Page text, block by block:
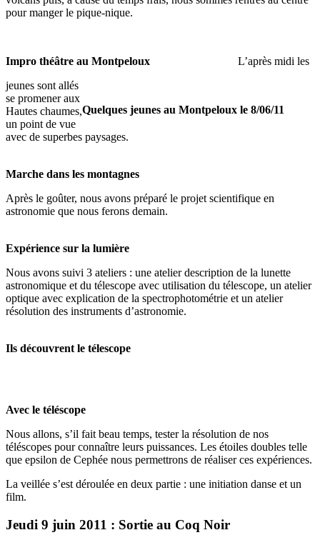
pour manger le pique-nique.
Impro théâtre au Montpeloux
Quelques jeunes au Montpeloux le 8/06/11
L’après midi les
jeunes sont allés
se promener aux
Hautes chaumes,
un point de vue
avec de superbes paysages.
Marche dans les montagnes
Après le goûter, nous avons préparé le projet scientifique en
astronomie que nous ferons demain.
Expérience sur la lumière
Nous avons suivi 3 ateliers : une atelier description de la lunette
astronomique et du télescope avec utilisation du télescope, un atelier
optique avec explication de la spectrophotométrie et un atelier
résolution des instruments d’astronomie.
Ils découvrent le télescope
Avec le téléscope
Nous allons, s’il fait beau temps, tester la résolution de nos
téléscopes pour connaître leurs puissances. Les étoiles doubles telle
que epsilon de Cephée nous permettrons de réaliser ces expériences.
La veillée s’est déroulée en deux partie : une initiation danse et un
film.
Jeudi 9 juin 2011 : Sortie au Coq Noir